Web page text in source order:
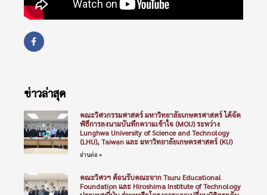
ข่าวล่าสุด
คณะวิศวกรรมศาสตร์ มหาวิทยาลัยเกษตรศาสตร์ ได้จัด
พิธีการลงนามบันทึกความเข้าใจ (MOU) ระหว่าง
Lunghwa University of Science and Technology
(LHU), Taiwan และ มหาวิทยาลัยเกษตรศาสตร์ (KU)
อ่านต่อ »
คณะวิศวฯ ต้อนรับคณะจาก Tsuru Educational
Foundation และ Hiroshima Institute of Technology